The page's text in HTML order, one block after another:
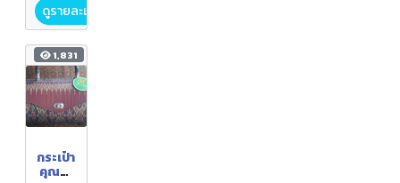
ดูรายละเอียด
1,831
กระเป๋า
คุณนา